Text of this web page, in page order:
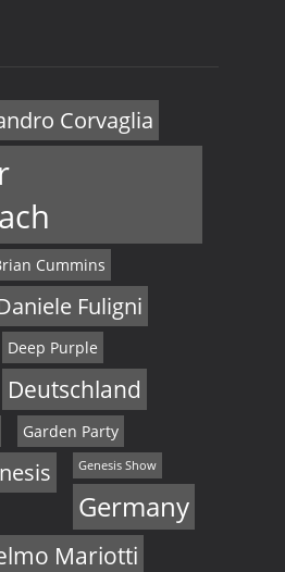
Corvaglia
Cummins
Fuligni
Deep Purple
Deutschland
Garden Party
Genesis Show
Germany
Mariotti